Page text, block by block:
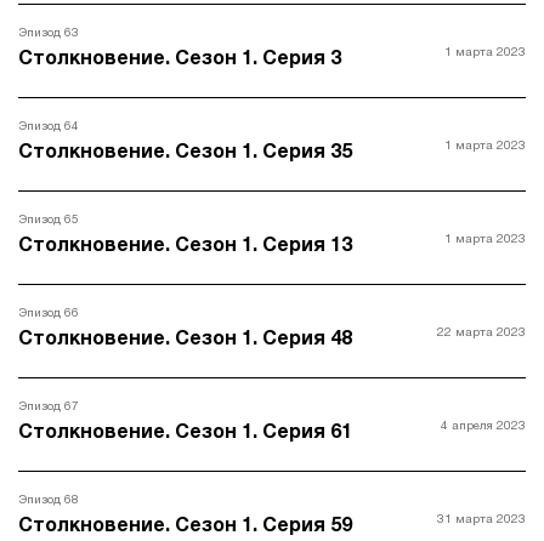
Эпизод 63
Столкновение. Сезон 1. Серия 3 1 марта 2023
Эпизод 64
Столкновение. Сезон 1. Серия 35 1 марта 2023
Эпизод 65
Столкновение. Сезон 1. Серия 13 1 марта 2023
Эпизод 66
Столкновение. Сезон 1. Серия 48 22 марта 2023
Эпизод 67
Столкновение. Сезон 1. Серия 61 4 апреля 2023
Эпизод 68
Столкновение. Сезон 1. Серия 59 31 марта 2023